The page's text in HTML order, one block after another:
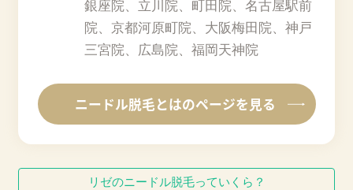
銀座院、立川院、町田院、名古屋駅前
院、京都河原町院、大阪梅田院、神戸
三宮院、広島院、福岡天神院
ニードル脱毛とはのページを見る
リゼのニードル脱毛っていくら？